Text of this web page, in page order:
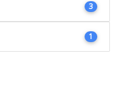
3
1